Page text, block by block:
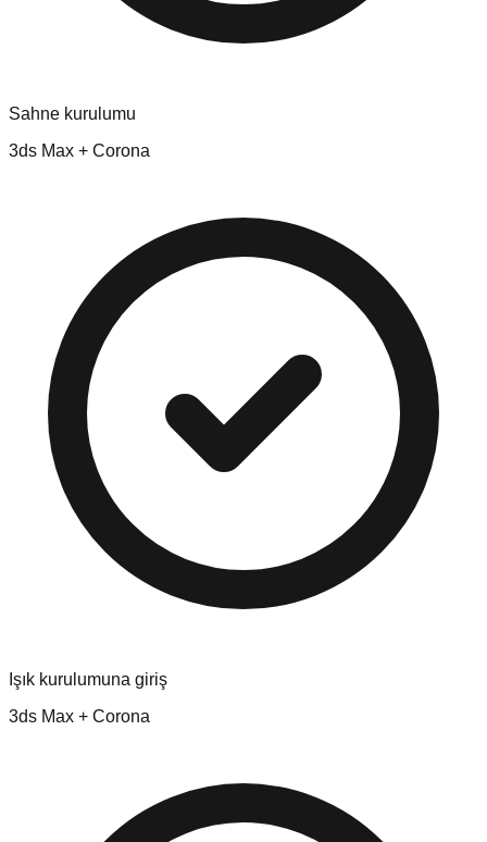
Sahne kurulumu
3ds Max + Corona
Işık kurulumuna giriş
3ds Max + Corona